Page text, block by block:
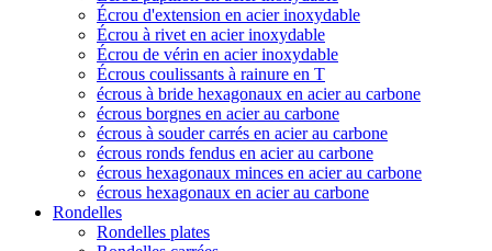
Écrou d'extension en acier inoxydable
Écrou à rivet en acier inoxydable
Écrou de vérin en acier inoxydable
Écrous coulissants à rainure en T
écrous à bride hexagonaux en acier au carbone
écrous borgnes en acier au carbone
écrous à souder carrés en acier au carbone
écrous ronds fendus en acier au carbone
écrous hexagonaux minces en acier au carbone
écrous hexagonaux en acier au carbone
Rondelles
Rondelles plates